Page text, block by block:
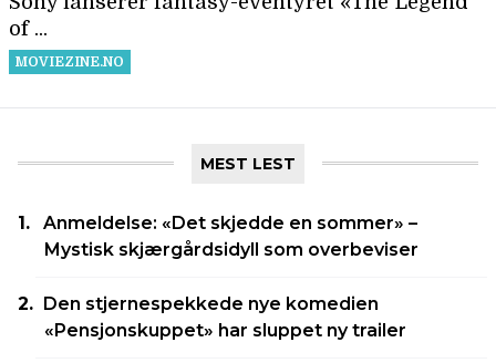
MEST LEST
Anmeldelse: «Det skjedde en sommer» –
Mystisk skjærgårdsidyll som overbeviser
Den stjernespekkede nye komedien
«Pensjonskuppet» har sluppet ny trailer